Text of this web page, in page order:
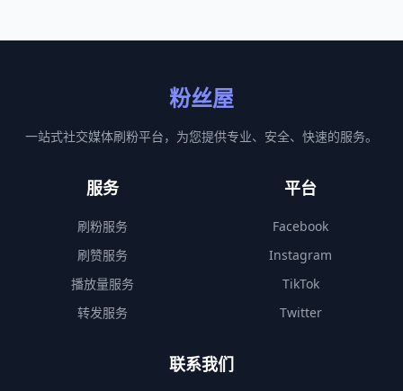
粉丝屋
一站式社交媒体刷粉平台，为您提供专业、安全、快速的服务。
服务
刷粉服务
刷赞服务
播放量服务
转发服务
平台
Facebook
Instagram
TikTok
Twitter
联系我们